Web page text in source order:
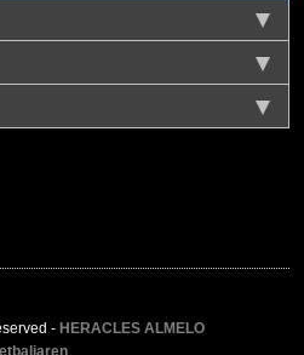
- HERACLES ALMELO